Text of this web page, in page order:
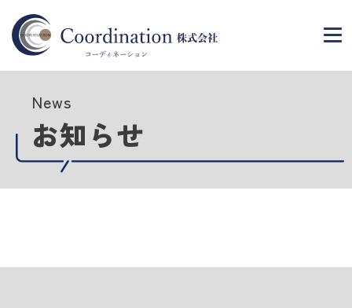
News
お知らせ